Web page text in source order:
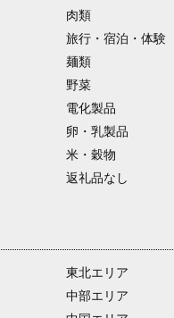
肉類
旅行・宿泊・体験
麺類
野菜
電化製品
卵・乳製品
米・穀物
返礼品なし
東北エリア
中部エリア